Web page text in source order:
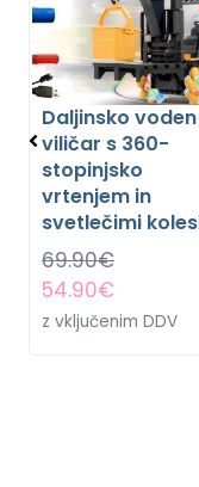
Daljinsko voden
viličar s 360-
stopinjsko
vrtenjem in
svetlečimi
69.90€
54.90€
z vključenim DDV